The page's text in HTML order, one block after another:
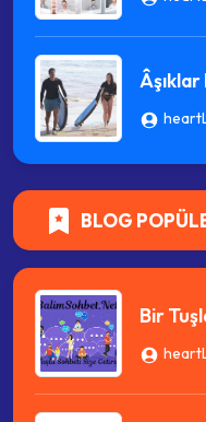
BLOG
Bir